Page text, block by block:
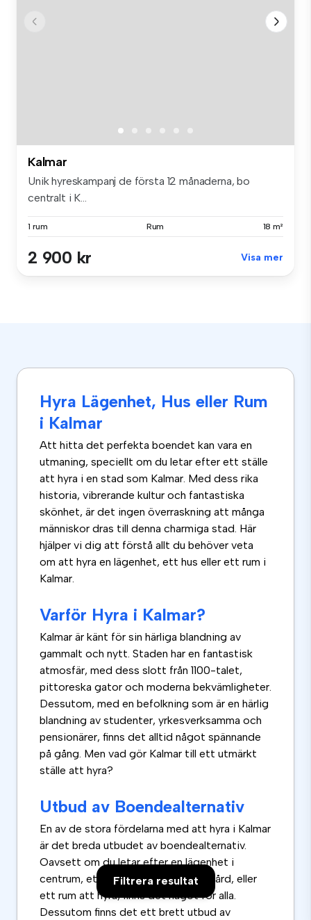
Filtrera resultat
Kalmar
Unik hyreskampanj de första 12 månaderna, bo
centralt i K...
1 rum Rum 18 m²
2 900 kr Visa mer
Hyra Lägenhet, Hus eller Rum
i Kalmar
Att hitta det perfekta boendet kan vara en
utmaning, speciellt om du letar efter ett ställe
att hyra i en stad som Kalmar. Med dess rika
historia, vibrerande kultur och fantastiska
skönhet, är det ingen överraskning att många
människor dras till denna charmiga stad. Här
hjälper vi dig att förstå allt du behöver veta
om att hyra en lägenhet, ett hus eller ett rum i
Kalmar.
Varför Hyra i Kalmar?
Kalmar är känt för sin härliga blandning av
gammalt och nytt. Staden har en fantastisk
atmosfär, med dess slott från 1100-talet,
pittoreska gator och moderna bekvämligheter.
Dessutom, med en befolkning som är en härlig
blandning av studenter, yrkesverksamma och
pensionärer, finns det alltid något spännande
på gång. Men vad gör Kalmar till ett utmärkt
ställe att hyra?
Utbud av Boendealternativ
En av de stora fördelarna med att hyra i Kalmar
är det breda utbudet av boendealternativ.
Oavsett om du letar efter en lägenhet i
centrum, ett hus med en stor trädgård, eller
ett rum att hyra, finns det något för alla.
Dessutom finns det ett brett utbud av